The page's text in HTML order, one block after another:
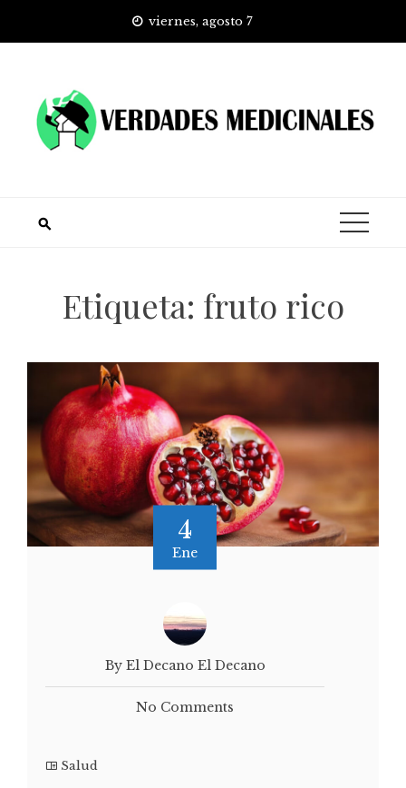
viernes, agosto 7
Etiqueta: fruto rico
4
Ene
By El Decano El Decano
No Comments
Salud